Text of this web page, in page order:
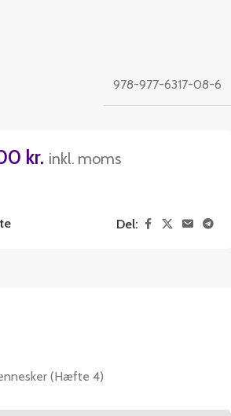
978-977-6317-08-6
kr. inkl. moms
Del:
(Hæfte 4)